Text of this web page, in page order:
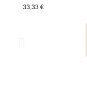
33,33 €